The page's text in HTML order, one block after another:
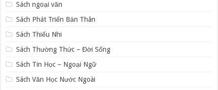
Sách ngoại văn
Sách Phát Triển Bản Thân
Sách Thiếu Nhi
Sách Thường Thức – Đời Sống
Sách Tin Học – Ngoại Ngữ
Sách Văn Học Nước Ngoài